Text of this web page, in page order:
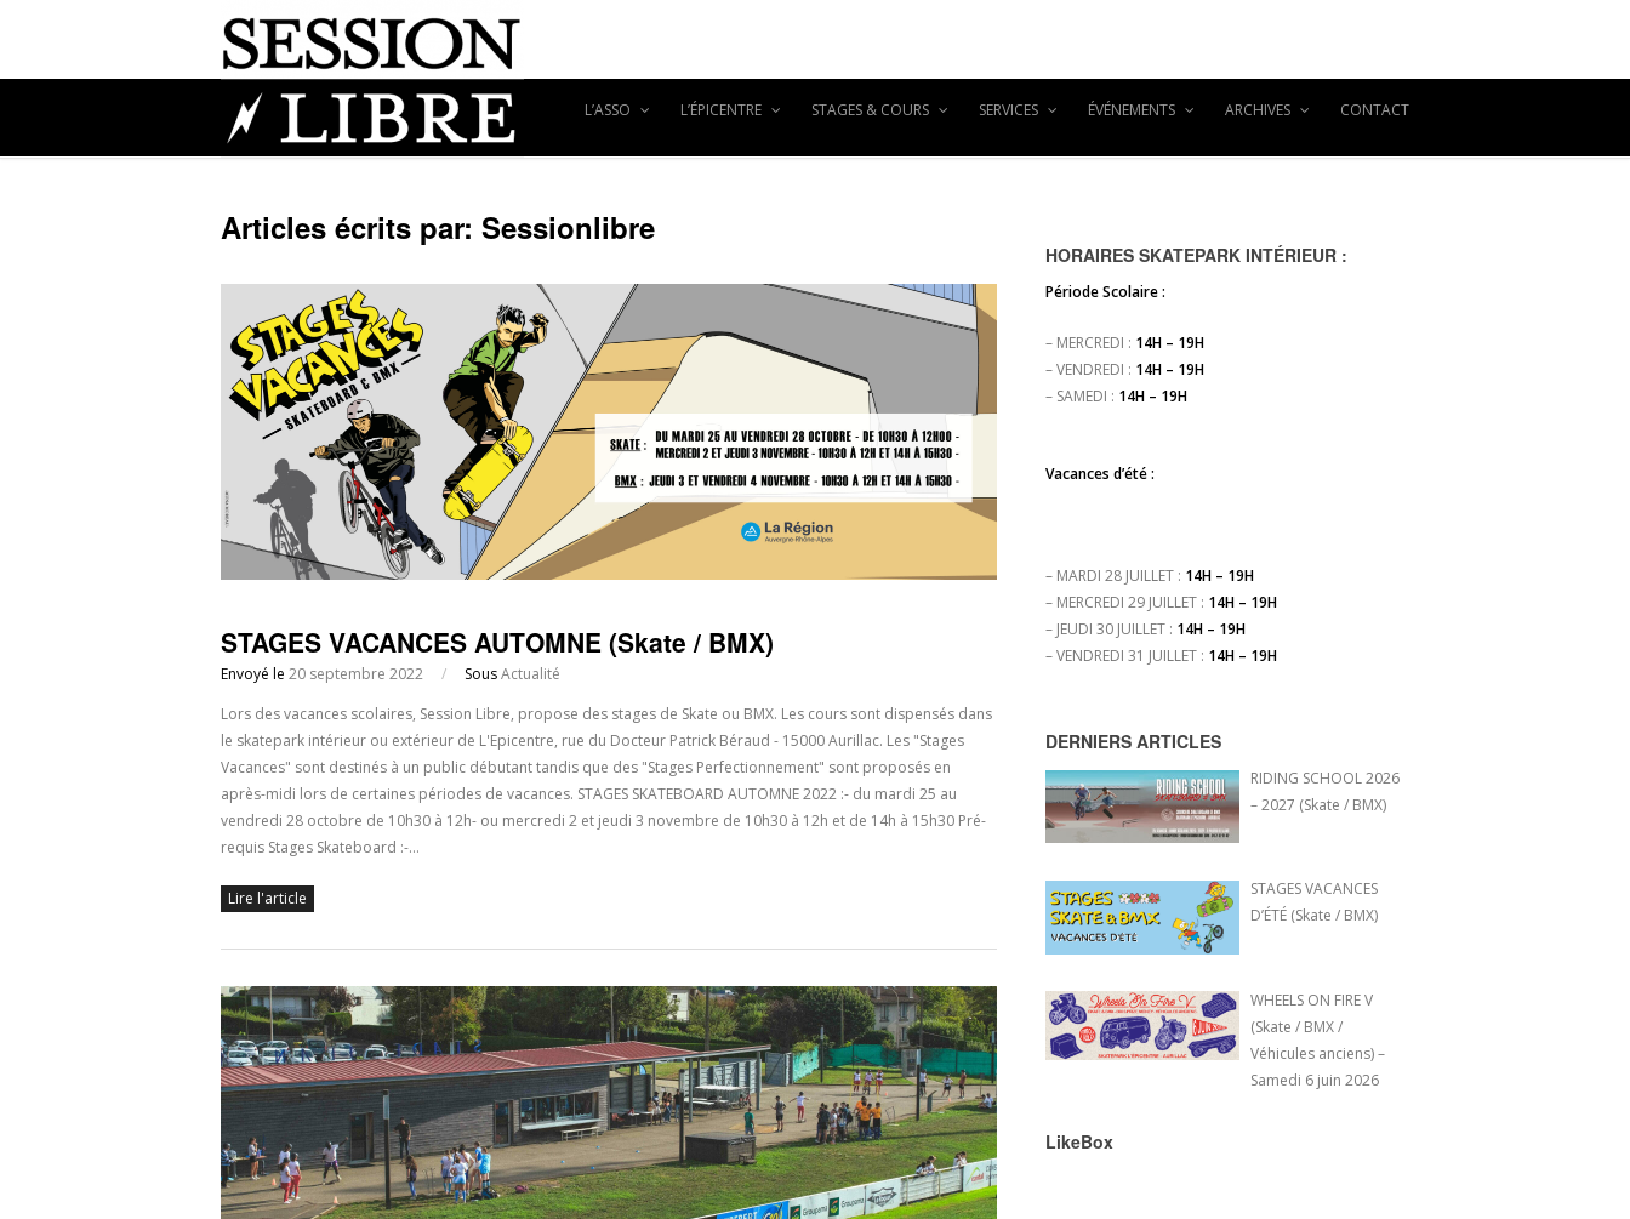
L’ASSO L’ÉPICENTRE STAGES & COURS SERVICES ÉVÉNEMENTS ARCHIVES CONTACT
Articles écrits par: Sessionlibre
STAGES VACANCES AUTOMNE (Skate / BMX)
Envoyé le 20 septembre 2022 / SousActualité
Lors des vacances scolaires, Session Libre, propose des stages de Skate ou BMX. Les cours sont dispensés dans
le skatepark intérieur ou extérieur de L'Epicentre, rue du Docteur Patrick Béraud - 15000 Aurillac. Les "Stages
Vacances" sont destinés à un public débutant tandis que des "Stages Perfectionnement" sont proposés en
après-midi lors de certaines périodes de vacances. STAGES SKATEBOARD AUTOMNE 2022 :- du mardi 25 au
vendredi 28 octobre de 10h30 à 12h- ou mercredi 2 et jeudi 3 novembre de 10h30 à 12h et de 14h à 15h30 Pré-
requis Stages Skateboard :-…
Lire l'article
HORAIRES SKATEPARK INTÉRIEUR :
Période Scolaire :
– MERCREDI : 14H – 19H
– VENDREDI : 14H – 19H
– SAMEDI : 14H – 19H
Vacances d’été :
– MARDI 28 JUILLET : 14H – 19H
– MERCREDI 29 JUILLET : 14H – 19H
– JEUDI 30 JUILLET : 14H – 19H
– VENDREDI 31 JUILLET : 14H – 19H
DERNIERS ARTICLES
RIDING SCHOOL 2026
– 2027 (Skate / BMX)
STAGES VACANCES
D’ÉTÉ (Skate / BMX)
WHEELS ON FIRE V
(Skate / BMX /
Véhicules anciens) –
Samedi 6 juin 2026
LikeBox